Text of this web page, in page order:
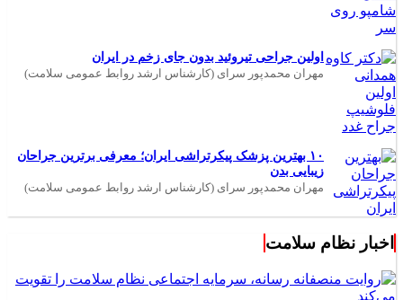
اولین جراحی تیروئید بدون جای زخم در ایران
مهران محمدپور سرای (کارشناس ارشد روابط عمومی سلامت)
۱۰ بهترین پزشک پیکرتراشی ایران؛ معرفی برترین جراحان
زیبایی بدن
مهران محمدپور سرای (کارشناس ارشد روابط عمومی سلامت)
اخبار نظام سلامت